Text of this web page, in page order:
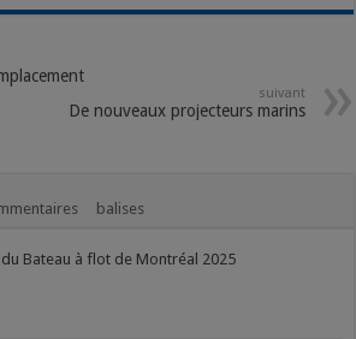
suivant
De nouveaux projecteurs marins
balises
du Bateau à flot de Montréal 2025